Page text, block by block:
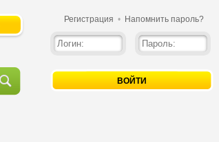
Регистрация • Напомнить пароль?
ВОЙТИ